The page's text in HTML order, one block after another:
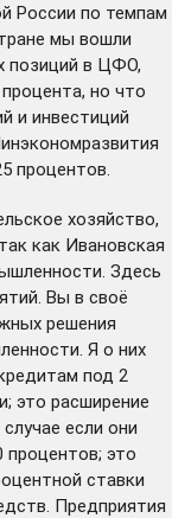
России по темпам
мы вошли
позиций в ЦФО,
но что
и инвестиций
процентов.
хозяйство,
как Ивановская
Здесь
Вы в своё
решения
Я о них
под 2
это расширение
если они
процентов; это
ставки
Предприятия